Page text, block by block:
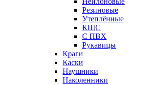
Резиновые
Утеплённые
КЩС
С ПВХ
Рукавицы
Краги
Каски
Наушники
Наколенники